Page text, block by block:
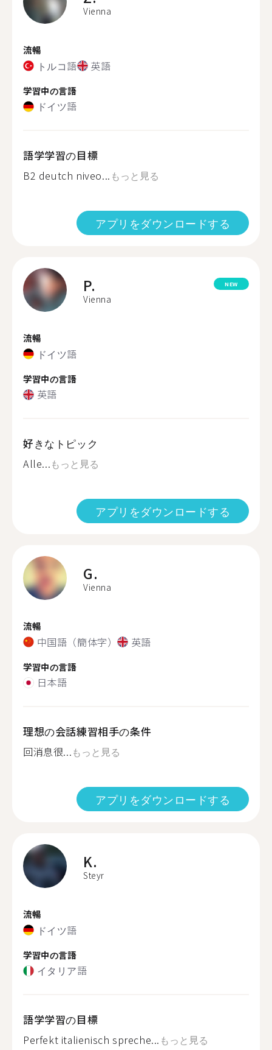
Vienna
流暢
トルコ語 英語
学習中の言語
ドイツ語
語学学習の目標
B2 deutch niveo... もっと見る
アプリをダウンロードする
P.
Vienna
NEW
流暢
ドイツ語
学習中の言語
英語
好きなトピック
Alle...もっと見る
アプリをダウンロードする
G.
Vienna
流暢
中国語（簡体字） 英語
学習中の言語
日本語
理想の会話練習相手の条件
回消息很...もっと見る
アプリをダウンロードする
K.
Steyr
流暢
ドイツ語
学習中の言語
イタリア語
語学学習の目標
Perfekt italienisch spreche... もっと見る